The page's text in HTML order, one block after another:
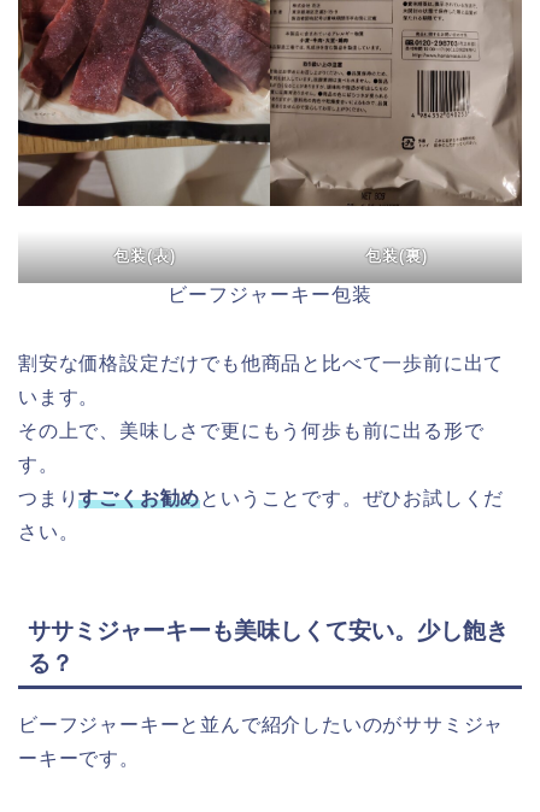
包装(表) 包装(裏)
ビーフジャーキー包装
割安な価格設定だけでも他商品と比べて一歩前に出て
います。
その上で、美味しさで更にもう何歩も前に出る形で
す。
つまりすごくお勧めということです。ぜひお試しくだ
さい。
ササミジャーキーも美味しくて安い。少し飽き
る？
ビーフジャーキーと並んで紹介したいのがササミジャ
ーキーです。